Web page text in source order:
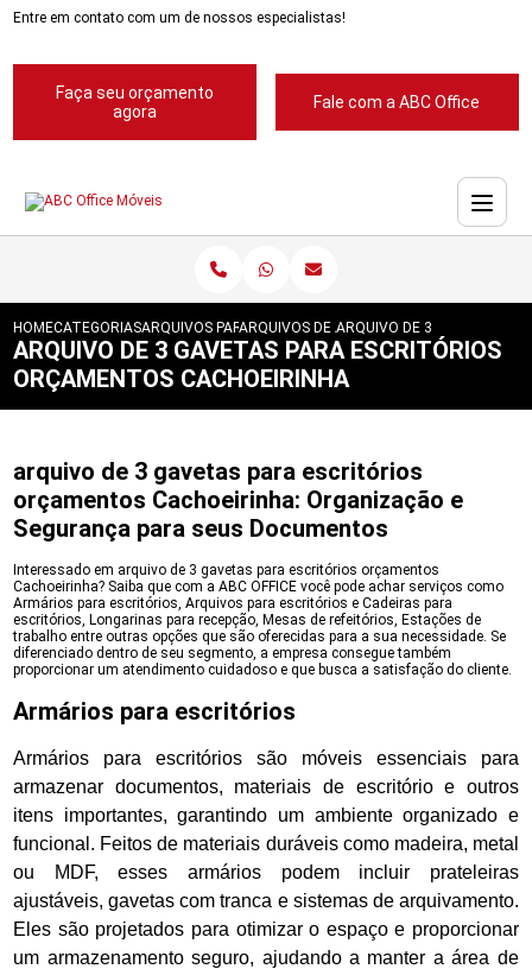
Entre em contato com um de nossos especialistas!
Faça seu orçamento
agora
Fale com a ABC Office
HOMECATEGORIASARQUIVOS PARA ESCRITORIOS
ARQUIVOS DE ACO 4 GAVETAS
ARQUIVO DE 3 GAVETAS
ARQUIVO DE 3 GAVETAS PARA ESCRITÓRIOS
ORÇAMENTOS CACHOEIRINHA
arquivo de 3 gavetas para escritórios
orçamentos Cachoeirinha: Organização e
Segurança para seus Documentos
Interessado em arquivo de 3 gavetas para escritórios orçamentos
Cachoeirinha? Saiba que com a ABC OFFICE você pode achar serviços como
Armários para escritórios, Arquivos para escritórios e Cadeiras para
escritórios, Longarinas para recepção, Mesas de refeitórios, Estações de
trabalho entre outras opções que são oferecidas para a sua necessidade. Se
diferenciado dentro de seu segmento, a empresa consegue também
proporcionar um atendimento cuidadoso e que busca a satisfação do cliente.
Armários para escritórios
Armários para escritórios são móveis essenciais para
armazenar documentos, materiais de escritório e outros
itens importantes, garantindo um ambiente organizado e
funcional. Feitos de materiais duráveis como madeira, metal
ou MDF, esses armários podem incluir prateleiras
ajustáveis, gavetas com tranca e sistemas de arquivamento.
Eles são projetados para otimizar o espaço e proporcionar
um armazenamento seguro, ajudando a manter a área de